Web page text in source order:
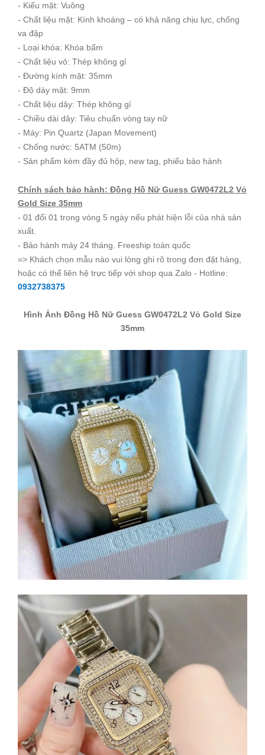
- Kiểu mặt: Vuông
- Chất liệu mặt: Kính khoáng – có khả năng chịu lực, chống
va đập
- Loại khóa: Khóa bấm
- Chất liệu vỏ: Thép không gỉ
- Đường kính mặt: 35mm
- Độ dày mặt: 9mm
- Chất liệu dây: Thép không gỉ
- Chiều dài dây: Tiêu chuẩn vòng tay nữ
- Máy: Pin Quartz (Japan Movement)
- Chống nước: 5ATM (50m)
- Sản phẩm kèm đầy đủ hộp, new tag, phiếu bảo hành
Chính sách bảo hành: Đồng Hồ Nữ Guess GW0472L2 Vỏ
Gold Size 35mm
- 01 đổi 01 trong vòng 5 ngày nếu phát hiện lỗi của nhà sản
xuất.
- Bảo hành máy 24 tháng. Freeship toàn quốc
=> Khách chọn mẫu nào vui lòng ghi rõ trong đơn đặt hàng,
hoặc có thể liên hệ trực tiếp với shop qua Zalo - Hotline:
0932738375
Hình Ảnh Đồng Hồ Nữ Guess GW0472L2 Vỏ Gold Size
35mm